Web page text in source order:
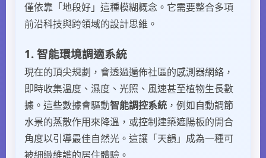
僅依靠「地段好」這種模糊概念。它需要整合多項
前沿科技與跨領域的設計思維。
1. 智能環境調適系統
現在的頂尖規劃，會透過遍佈社區的感測器網絡，
即時收集溫度、濕度、光照、風速甚至植物生長數
據。這些數據會驅動智能調控系統 ，例如自動調節
水景的蒸散作用來降溫，或控制建築遮陽板的開合
角度以引導最佳自然光。這讓「天韻」成為一種可
被細緻維護的居住體驗。